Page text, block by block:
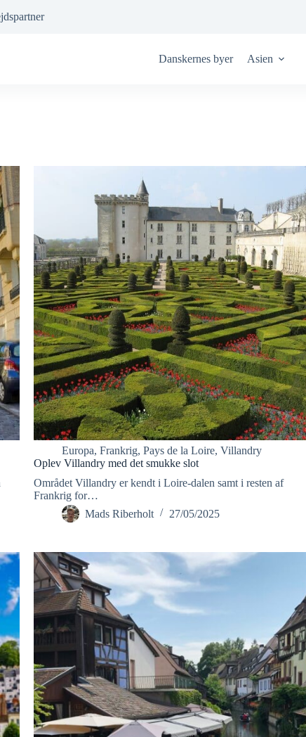
Danskernes byer Asien
Europa, Frankrig, Pays de la Loire, Villandry
Oplev Villandry med det smukke slot
Området Villandry er kendt i Loire-dalen samt i resten af
Frankrig for…
Mads Riberholt
27/05/2025